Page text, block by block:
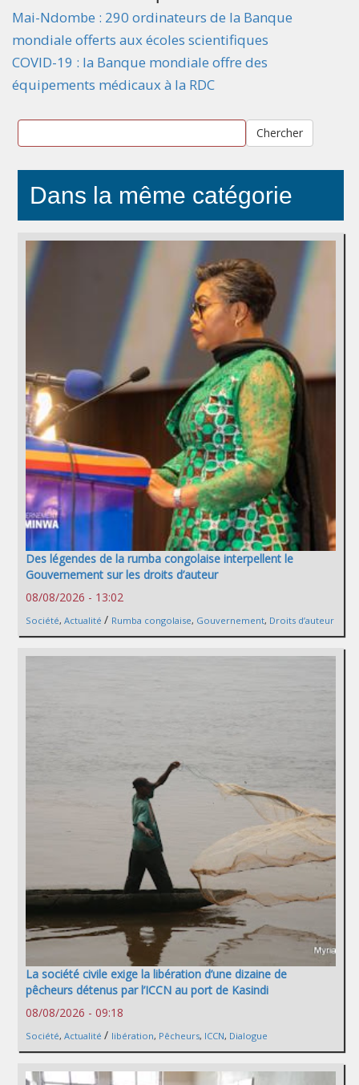
Mai-Ndombe : 290 ordinateurs de la Banque
mondiale offerts aux écoles scientifiques
COVID-19 : la Banque mondiale offre des
équipements médicaux à la RDC
Chercher
Dans la même catégorie
Des légendes de la rumba congolaise interpellent le
Gouvernement sur les droits d’auteur
08/08/2026 - 13:02
Société, Actualité / Rumba congolaise, Gouvernement, Droits d’auteur
La société civile exige la libération d’une dizaine de
pêcheurs détenus par l’ICCN au port de Kasindi
08/08/2026 - 09:18
Société, Actualité / libération, Pêcheurs, ICCN, Dialogue